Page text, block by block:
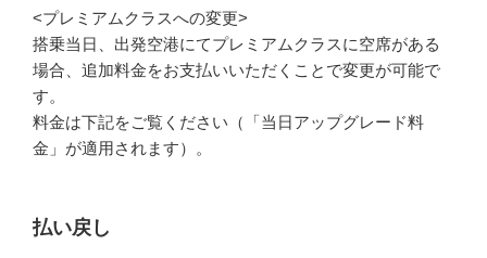
<プレミアムクラスへの変更>
搭乗当日、出発空港にてプレミアムクラスに空席がある
場合、追加料金をお支払いいただくことで変更が可能で
す。
料金は下記をご覧ください（「当日アップグレード料
金」が適用されます）。
払い戻し